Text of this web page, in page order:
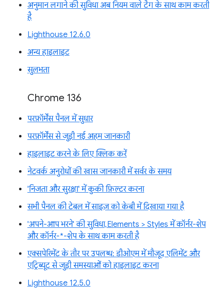
अनुमान लगाने की सुविधा अब नियम वाले टैग के साथ काम करती
है
Lighthouse 12.6.0
अन्य हाइलाइट
सुलभता
Chrome 136
परफ़ॉर्मेंस पैनल में सुधार
परफ़ॉर्मेंस से जुड़ी नई अहम जानकारी
हाइलाइट करने के लिए क्लिक करें
नेटवर्क अनुरोधों की खास जानकारी में सर्वर के समय
'निजता और सुरक्षा' में कुकी फ़िल्टर करना
सभी पैनल की टेबल में साइज़ को केबी में दिखाया गया है
'अपने-आप भरने' की सुविधा, Elements > Styles में कॉर्नर-शेप
और कॉर्नर-*-शेप के साथ काम करती है
एक्सपेरिमेंट के तौर पर उपलब्ध: डीओएम में मौजूद एलिमेंट और
एट्रिब्यूट से जुड़ी समस्याओं को हाइलाइट करना
Lighthouse 12.5.0